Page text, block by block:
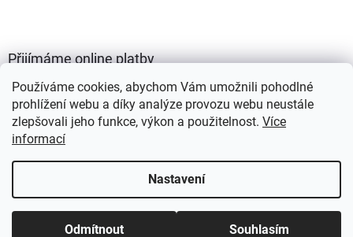
Používáme cookies, abychom Vám umožnili pohodlné
prohlížení webu a díky analýze provozu webu neustále
zlepšovali jeho funkce, výkon a použitelnost. Více
informací
Nastavení
Odmítnout Souhlasím
Přijímáme online platby
HEMA Dobruška s.r.o.
Upravit nastavení cookies